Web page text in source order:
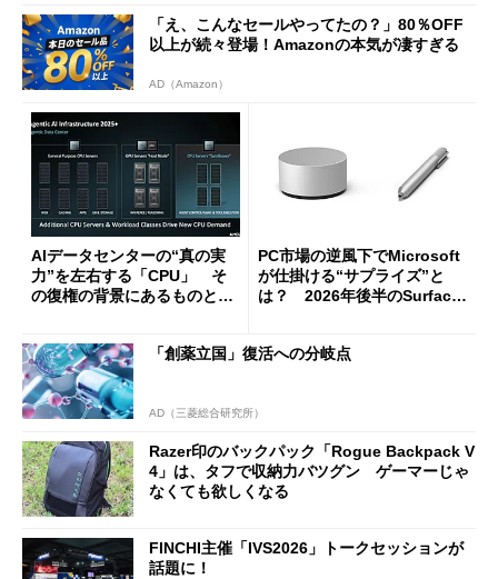
「え、こんなセールやってたの？」80％OFF
以上が続々登場！Amazonの本気が凄すぎる
AD（Amazon）
AIデータセンターの“真の実
力”を左右する「CPU」 そ
の復権の背景にあるものと
PC市場の逆風下でMicrosoft
が仕掛ける“サプライズ”と
は？ 2026年後半のSurface
「創薬立国」復活への分岐点
AD（三菱総合研究所）
Razer印のバックパック「Rogue Backpack V
4」は、タフで収納力バツグン ゲーマーじゃ
なくても欲しくなる
FINCHI主催「IVS2026」トークセッションが
話題に！